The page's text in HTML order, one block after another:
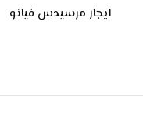
ايجار مرسيدس فيانو